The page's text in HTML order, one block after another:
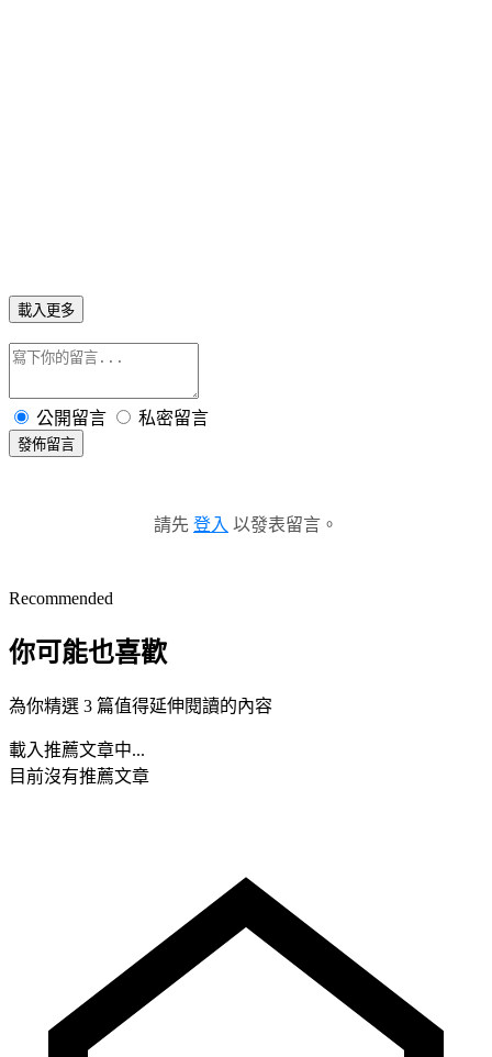
載入更多
公開留言 私密留言
發佈留言
請先 登入 以發表留言。
Recommended
你可能也喜歡
為你精選 3 篇值得延伸閱讀的內容
載入推薦文章中...
目前沒有推薦文章